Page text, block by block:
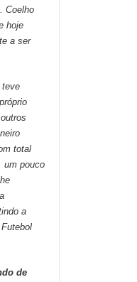
Coelho
hoje
a ser
teve
total
um pouco
a
de